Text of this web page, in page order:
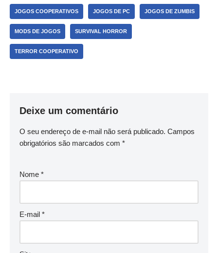
JOGOS COOPERATIVOS JOGOS DE PC JOGOS DE ZUMBIS
MODS DE JOGOS SURVIVAL HORROR
TERROR COOPERATIVO
Deixe um comentário
O seu endereço de e-mail não será publicado. Campos
obrigatórios são marcados com *
Nome *
E-mail *